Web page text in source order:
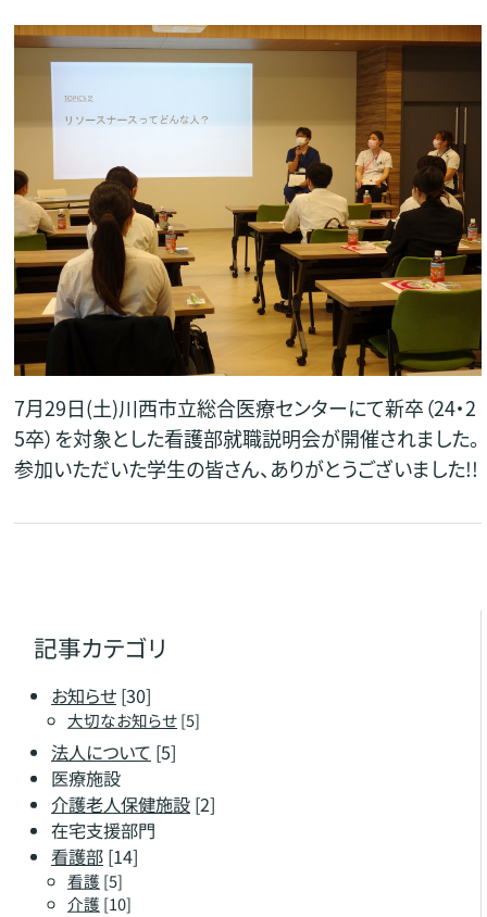
7月29日(土)川西市立総合医療センターにて新卒（24・2
5卒）を対象とした看護部就職説明会が開催されました。
参加いただいた学生の皆さん、ありがとうございました!!
記事カテゴリ
お知らせ[30]
大切なお知らせ[5]
法人について [5]
医療施設
介護老人保健施設[2]
在宅支援部門
看護部[14]
看護 [5]
介護 [10]